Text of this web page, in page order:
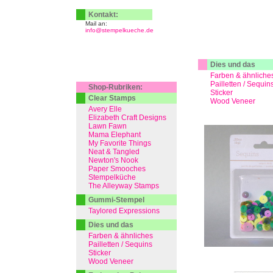
Dies und das
Farben &
Pailletten /
Sticker
Wood Veneer
Kontakt:
Mail an:
info@stempelkueche.de
Shop-Rubriken:
Clear Stamps
Avery Elle
Elizabeth Craft Designs
Lawn Fawn
Mama Elephant
My Favorite Things
Neat & Tangled
Newton's Nook
Paper Smooches
Stempelküche
The Alleyway Stamps
Gummi-Stempel
Taylored Expressions
Dies und das
Farben & ähnliches
Pailletten / Sequins
Sticker
Wood Veneer